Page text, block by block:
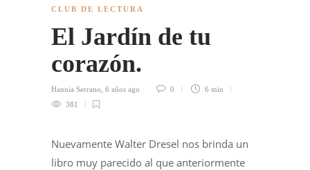
CLUB DE LECTURA
El Jardín de tu
corazón.
Hannia Serrano 6 años ago 0
6 min
381
Nuevamente Walter Dresel nos brinda un
libro muy parecido al que anteriormente